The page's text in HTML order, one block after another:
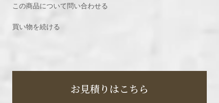
この商品について問い合わせる
買い物を続ける
お見積りはこちら